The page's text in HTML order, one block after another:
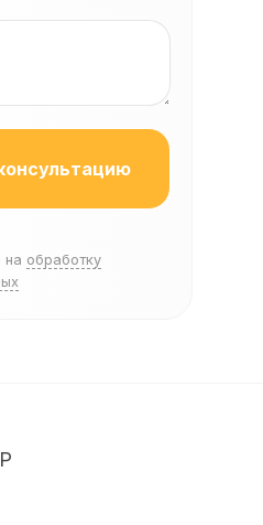
на обработку